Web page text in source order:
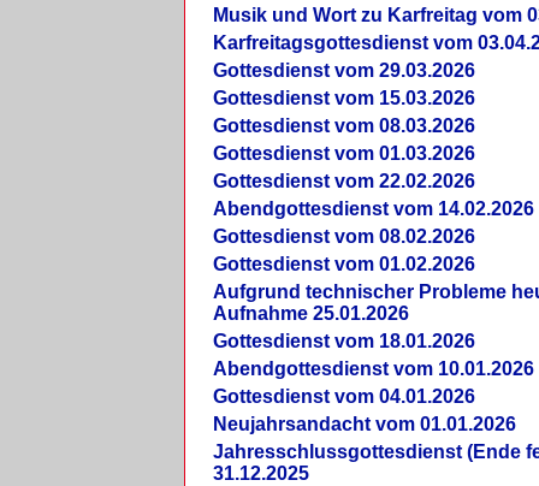
Musik und Wort zu Karfreitag vom
Karfreitagsgottesdienst vom
Gottesdienst vom 29.03.2026
Gottesdienst vom 15.03.2026
Gottesdienst vom 08.03.2026
Gottesdienst vom 01.03.2026
Gottesdienst vom 22.02.2026
Abendgottesdienst vom 14.02.2026
Gottesdienst vom 08.02.2026
Gottesdienst vom 01.02.2026
Aufgrund technischer Probleme
Aufnahme 25.01.2026
Gottesdienst vom 18.01.2026
Abendgottesdienst vom 10.01.2026
Gottesdienst vom 04.01.2026
Neujahrsandacht vom 01.01.2026
Jahresschlussgottesdienst (Ende
31.12.2025